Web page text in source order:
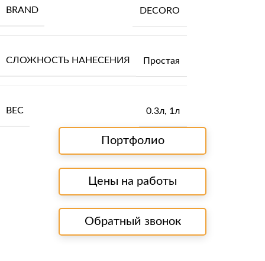
BRAND DECORO
СЛОЖНОСТЬ НАНЕСЕНИЯ Простая
ВЕС 0.3л, 1л
Портфолио
Цены на работы
Обратный звонок